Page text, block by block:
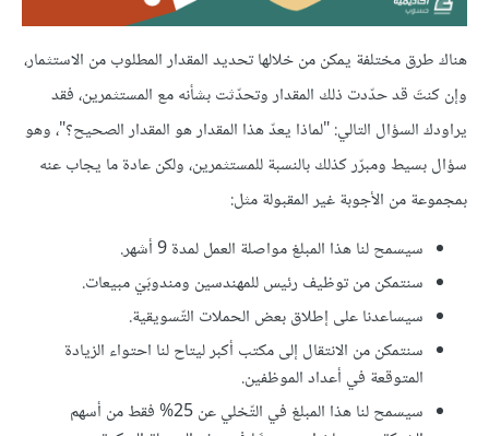
هناك طرق مختلفة يمكن من خلالها تحديد المقدار المطلوب من الاستثمار،
وإن كنتَ قد حدّدت ذلك المقدار وتحدّثت بشأنه مع المستثمرين، فقد
يراودك السؤال التالي: "لماذا يعدّ هذا المقدار هو المقدار الصحيح؟"، وهو
سؤال بسيط ومبرّر كذلك بالنسبة للمستثمرين، ولكن عادة ما يجاب عنه
بمجموعة من اﻷجوبة غير المقبولة مثل:
سيسمح لنا هذا المبلغ مواصلة العمل لمدة 9 أشهر.
سنتمكن من توظيف رئيس للمهندسين ومندوبَيْ مبيعات.
سيساعدنا على إطلاق بعض الحملات التّسويقية.
سنتمكن من الانتقال إلى مكتب أكبر ليتاح لنا احتواء الزيادة
المتوقعة في أعداد الموظفين.
سيسمح لنا هذا المبلغ في التّخلي عن 25% فقط من أسهم